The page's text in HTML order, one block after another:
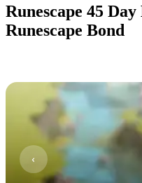
Runescape 45
Runescape Bond